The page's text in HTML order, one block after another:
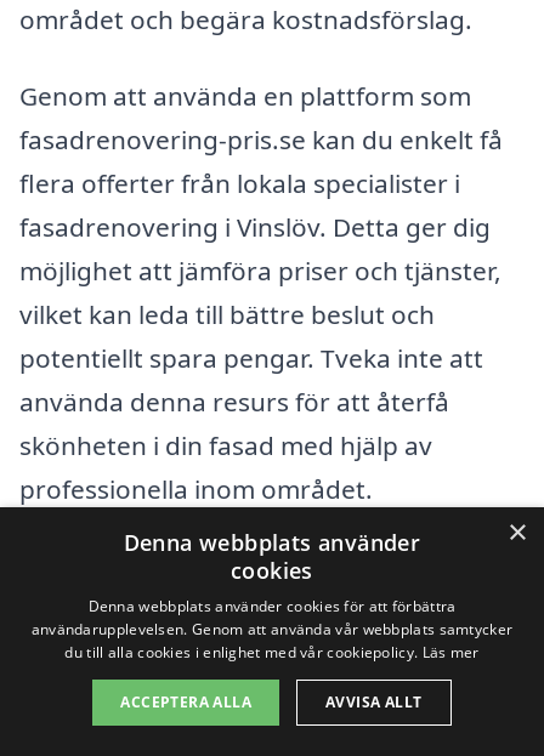
området och begära kostnadsförslag.
Genom att använda en plattform som
fasadrenovering-pris.se kan du enkelt få
flera offerter från lokala specialister i
fasadrenovering i Vinslöv. Detta ger dig
möjlighet att jämföra priser och tjänster,
vilket kan leda till bättre beslut och
potentiellt spara pengar. Tveka inte att
använda denna resurs för att återfå
skönheten i din fasad med hjälp av
professionella inom området.
Få 3 erbjudanden, gratis och utan
förpliktelser
×
Denna webbplats använder
cookies
Denna webbplats använder cookies för att förbättra
användarupplevelsen. Genom att använda vår webbplats samtycker
du till alla cookies i enlighet med vår cookiepolicy. Läs mer
ACCEPTERA ALLA AVVISA ALLT